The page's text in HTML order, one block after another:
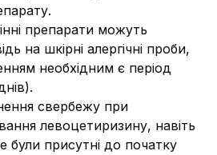
препарати можуть
на шкірні алергічні проби,
необхідним є період
свербежу при
левоцетиризину, навіть
були присутні до початку